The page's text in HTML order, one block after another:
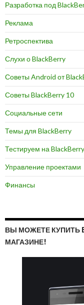
Разработка под
Реклама
Ретроспектива
Слухи о BlackBerry
Советы Android от
Советы BlackBerry 10
Социальные сети
Темы для BlackBerry
Тестируем на BlackBerry
Управление проектами
Финансы
ВЫ МОЖЕТЕ КУПИТЬ
МАГАЗИНЕ!